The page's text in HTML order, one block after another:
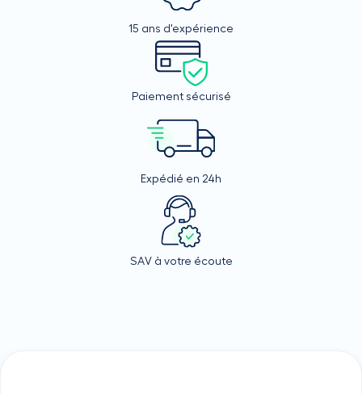
15 ans d'expérience
Paiement sécurisé
Expédié en 24h
SAV à votre écoute